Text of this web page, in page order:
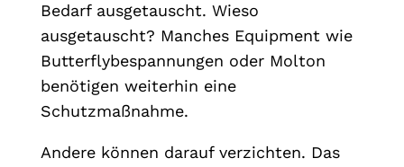
Bedarf ausgetauscht. Wieso
ausgetauscht? Manches Equipment wie
Butterflybespannungen oder Molton
benötigen weiterhin eine
Schutzmaßnahme.
Andere können darauf verzichten. Das